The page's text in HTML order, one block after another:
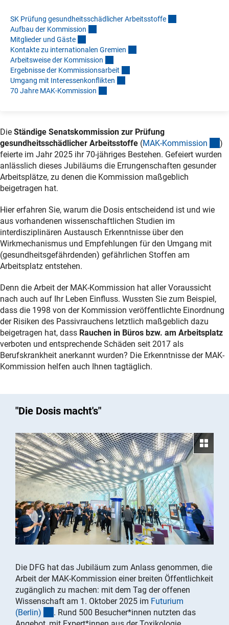
SK Prüfung gesundheitsschädlicher Arbeitsstoffe
Aufbau der Kommission
Mitglieder und Gäste
Kontakte zu internationalen Gremien
Arbeitsweise der Kommission
Ergebnisse der Kommissionsarbeit
Umgang mit Interessenkonflikten
70 Jahre MAK-Kommission
Die Ständige Senatskommission zur Prüfung
gesundheitsschädlicher Arbeitsstoffe (MAK-Kommission
)
feierte im Jahr 2025 ihr 70-jähriges Bestehen. Gefeiert wurden
anlässlich dieses Jubiläums die Errungenschaften gesunder
Arbeitsplätze, zu denen die Kommission maßgeblich
beigetragen hat.
Hier erfahren Sie, warum die Dosis entscheidend ist und wie
aus vorhandenen wissenschaftlichen Studien im
interdisziplinären Austausch Erkenntnisse über den
Wirkmechanismus und Empfehlungen für den Umgang mit
(gesundheitsgefährdenden) gefährlichen Stoffen am
Arbeitsplatz entstehen.
Denn die Arbeit der MAK-Kommission hat aller Voraussicht
nach auch auf Ihr Leben Einfluss. Wussten Sie zum Beispiel,
dass die 1998 von der Kommission veröffentlichte Einordnung
der Risiken des Passivrauchens letztlich maßgeblich dazu
beigetragen hat, dass Rauchen in Büros bzw. am Arbeitsplatz
verboten und entsprechende Schäden seit 2017 als
Berufskrankheit anerkannt wurden? Die Erkenntnisse der MAK-
Kommission helfen auch Ihnen tagtäglich.
"Die Dosis macht's"
Die DFG hat das Jubiläum zum Anlass genommen, die
Arbeit der MAK-Kommission einer breiten Öffentlichkeit
zugänglich zu machen: mit dem Tag der offenen
Wissenschaft am 1. Oktober 2025 im Futurium
(Berlin) (externer Link)
. Rund 500 Besucher*innen nutzten das